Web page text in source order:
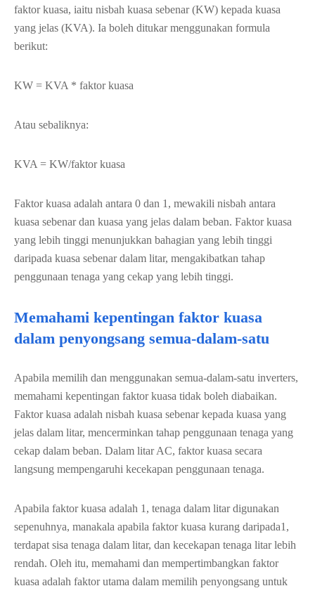
faktor kuasa, iaitu nisbah kuasa sebenar (KW) kepada kuasa
yang jelas (KVA). Ia boleh ditukar menggunakan formula
berikut:
KW = KVA * faktor kuasa
Atau sebaliknya:
KVA = KW/faktor kuasa
Faktor kuasa adalah antara 0 dan 1, mewakili nisbah antara
kuasa sebenar dan kuasa yang jelas dalam beban. Faktor kuasa
yang lebih tinggi menunjukkan bahagian yang lebih tinggi
daripada kuasa sebenar dalam litar, mengakibatkan tahap
penggunaan tenaga yang cekap yang lebih tinggi.
Memahami kepentingan faktor kuasa
dalam penyongsang semua-dalam-satu
Apabila memilih dan menggunakan semua-dalam-satu inverters,
memahami kepentingan faktor kuasa tidak boleh diabaikan.
Faktor kuasa adalah nisbah kuasa sebenar kepada kuasa yang
jelas dalam litar, mencerminkan tahap penggunaan tenaga yang
cekap dalam beban. Dalam litar AC, faktor kuasa secara
langsung mempengaruhi kecekapan penggunaan tenaga.
Apabila faktor kuasa adalah 1, tenaga dalam litar digunakan
sepenuhnya, manakala apabila faktor kuasa kurang daripada1,
terdapat sisa tenaga dalam litar, dan kecekapan tenaga litar lebih
rendah. Oleh itu, memahami dan mempertimbangkan faktor
kuasa adalah faktor utama dalam memilih penyongsang untuk